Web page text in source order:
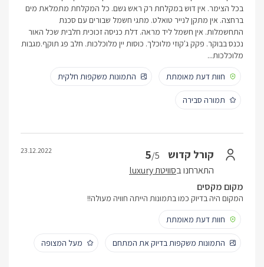
בכל הצימר. אין דוש במקלחת רק ראש גשם. כל המקלחת מתמלאת מים
ברחצה. אין מתקן לנייר טואלט. מתגי חשמל שבורים עם סכנת
התחשמלות. אין חשמל ליד מראה. דלת כניסה זכוכית חלבית שכל האור
נכנס בבוקר. פקק ג'קוזי מלוכלך. כוסות יין מלוכלכות. חלב פג תוקף.מגבות
מלוכלכות...
חוות דעת מאומתת
התמונות משקפות חלקית
תמורה סבירה
קורל קדוש 5/5
התארחנו בסוויטת luxury
23.12.2022
מקום מקסים
המקום היה בדיוק כמו בתמונות הייתה חוויה מעולה!!
חוות דעת מאומתת
התמונות משקפות בדיוק את המתחם מעל המצופה